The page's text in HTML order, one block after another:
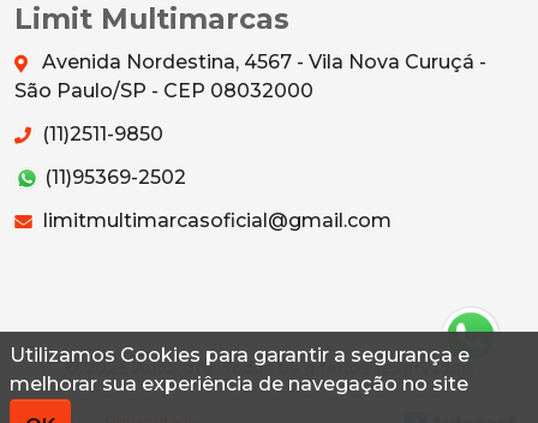
Utilizamos Cookies para garantir a segurança e
melhorar sua experiência de navegação no site
Limit Multimarcas
Avenida Nordestina, 4567 - Vila Nova Curuçá -
São Paulo/SP - CEP 08032000
(11)2511-9850
(11)95369-2502
limitmultimarcasoficial@gmail.com
© 2026 Autoconf. Todos os direitos reservados.